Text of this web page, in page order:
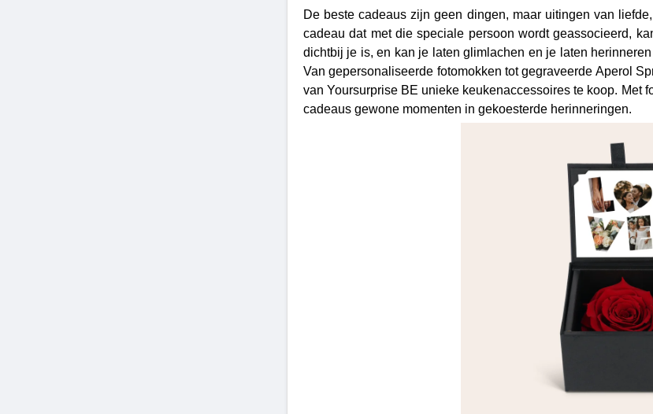
De beste cadeaus zijn geen dingen, maar uitingen van
cadeau dat met die speciale persoon wordt geassocieerd,
dichtbij je is, en kan je laten glimlachen en je laten
Van gepersonaliseerde fotomokken tot gegraveerde Aperol
van Yoursurprise BE unieke keukenaccessoires te koop. Met
cadeaus gewone momenten in gekoesterde herinneringen.